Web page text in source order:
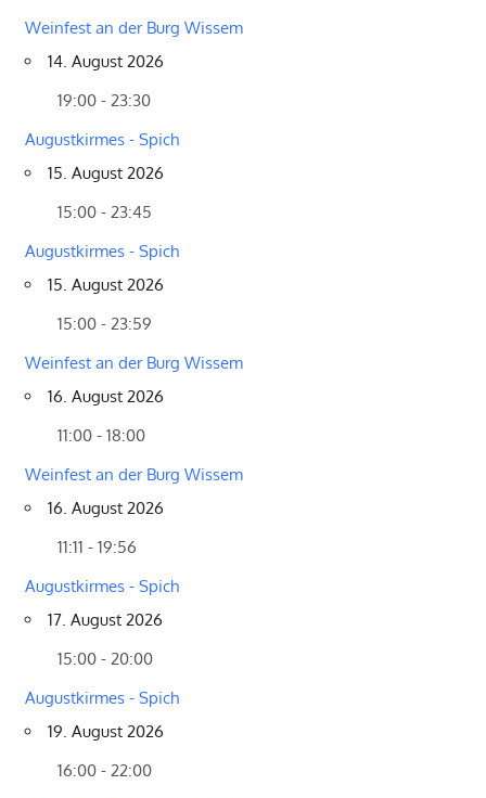
Weinfest an der Burg Wissem
14. August 2026
19:00 - 23:30
Augustkirmes - Spich
15. August 2026
15:00 - 23:45
Augustkirmes - Spich
15. August 2026
15:00 - 23:59
Weinfest an der Burg Wissem
16. August 2026
11:00 - 18:00
Weinfest an der Burg Wissem
16. August 2026
11:11 - 19:56
Augustkirmes - Spich
17. August 2026
15:00 - 20:00
Augustkirmes - Spich
19. August 2026
16:00 - 22:00